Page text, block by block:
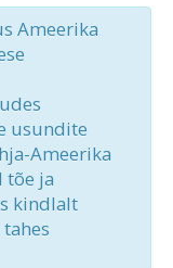
Ameerika
usundite
Ameerika
tõe ja
kindlalt